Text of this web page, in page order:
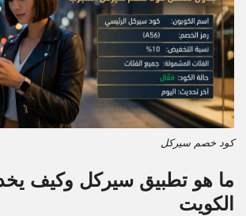
كود خصم سيركل
ما هو تطبيق سيركل وكيف
الكويت